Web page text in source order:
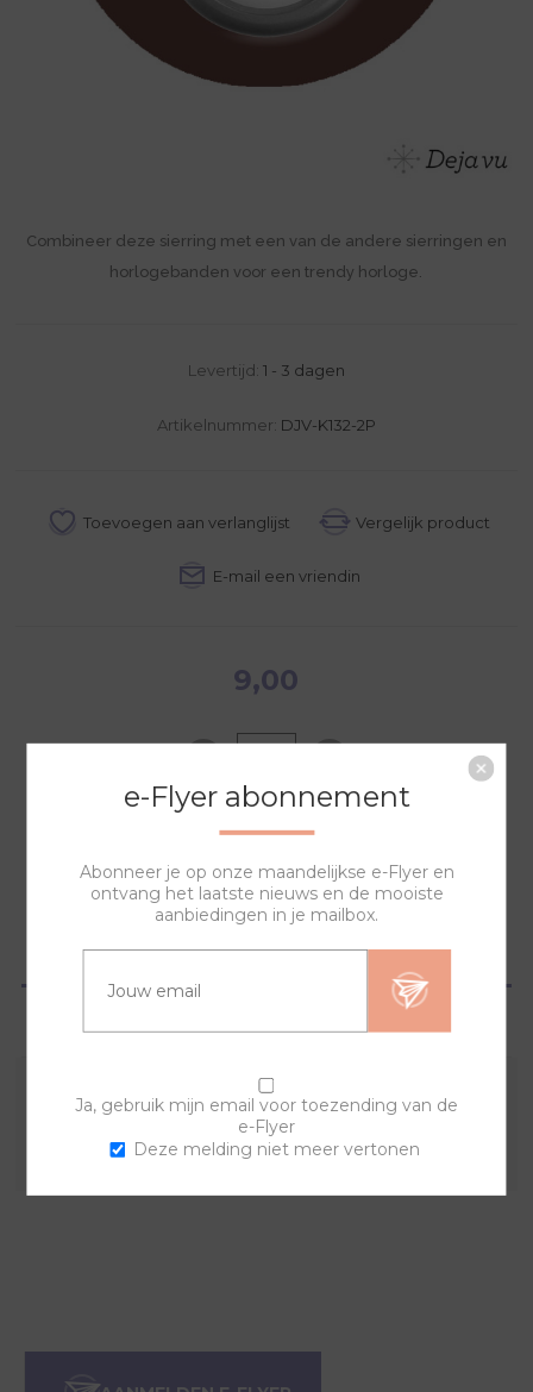
Combineer deze sierring met een van de andere sierringen en
horlogebanden voor een trendy horloge.
Levertijd: 1 - 3 dagen
Artikelnummer: DJV-K132-2P
9,00
NAAR WINKELWAGEN
OVERZICHT
Combineer deze sierring met een van de andere
sierringen en horlogebanden voor een trendy horloge.
e-Flyer abonnement
Abonneer je op onze maandelijkse e-Flyer en
ontvang het laatste nieuws en de mooiste
aanbiedingen in je mailbox.
Ja, gebruik mijn email voor toezending van de
e-Flyer
Deze melding niet meer vertonen